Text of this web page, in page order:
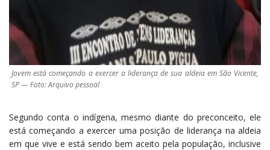
Jovem está começando a exercer a liderança de sua aldeia em São Vicente,
SP — Foto: Arquivo pessoal
Segundo conta o indígena, mesmo diante do preconceito, ele
está começando a exercer uma posição de liderança na aldeia
em que vive e está sendo bem aceito pela população, inclusive